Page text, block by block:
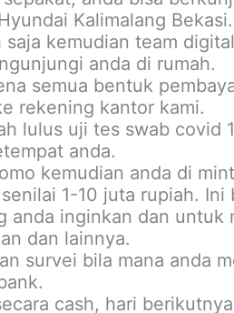
Kalimalang Bekasi.
kemudian team digital
anda di rumah.
semua bentuk
rekening kantor kami.
lulus uji tes swab covid
anda.
kemudian anda di
1-10 juta rupiah. Ini
anda inginkan dan untuk
dan lainnya.
survei bila mana anda
cash, hari